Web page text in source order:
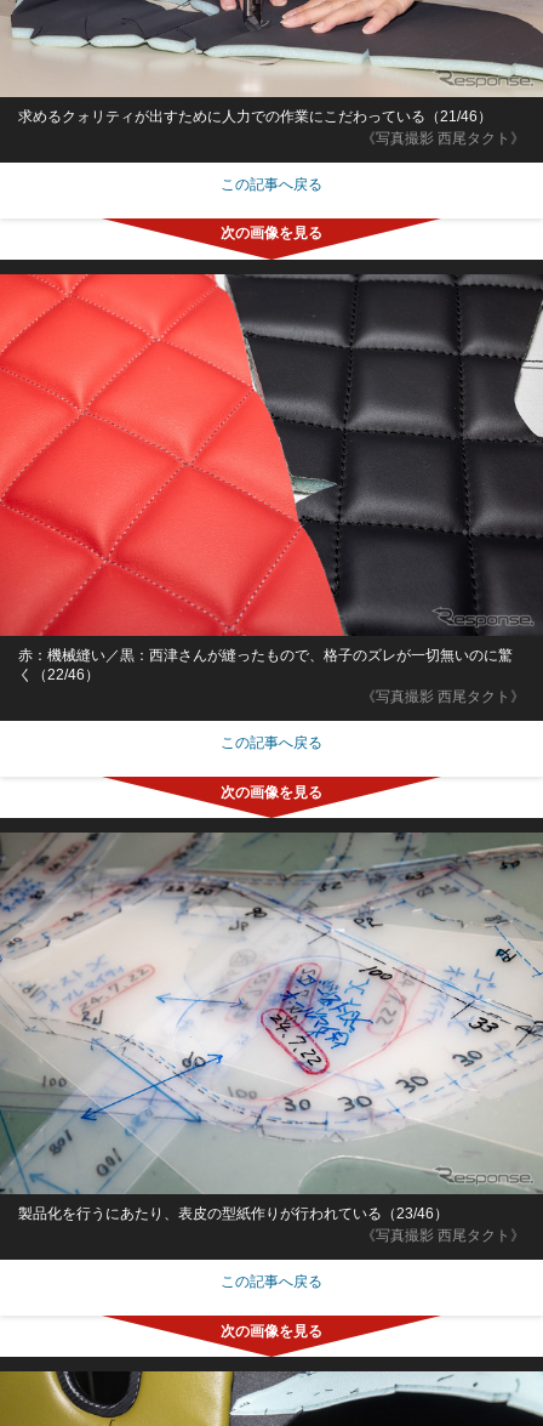
《写真撮影 西尾タクト》
求めるクォリティが出すために人力での作業にこだわっている（21/46）
この記事へ戻る
《写真撮影 西尾タクト》
赤：機械縫い／黒：西津さんが縫ったもので、格子のズレが一切無いのに驚
く（22/46）
この記事へ戻る
《写真撮影 西尾タクト》
製品化を行うにあたり、表皮の型紙作りが行われている（23/46）
この記事へ戻る